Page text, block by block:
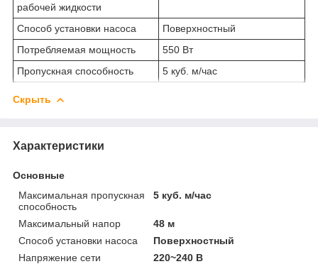
рабочей жидкости
Способ установки насоса
Поверхностный
Потребляемая мощность
550 Вт
Пропускная способность
5 куб. м/час
Скрыть
Характеристики
Основные
Максимальная пропускная
способность
5 куб. м/час
Максимальный напор
48 м
Способ установки насоса
Поверхностный
Напряжение сети
220~240 В